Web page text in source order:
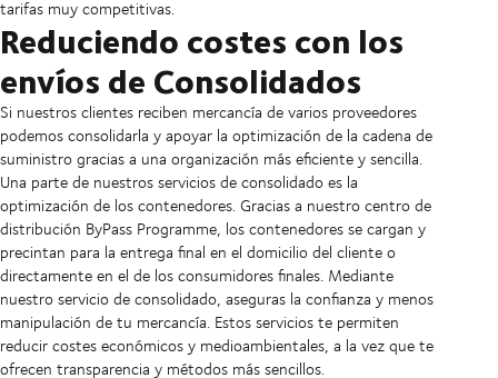
tarifas muy competitivas.
Reduciendo costes con los
envíos de Consolidados
Si nuestros clientes reciben mercancía de varios proveedores
podemos consolidarla y apoyar la optimización de la cadena de
suministro gracias a una organización más eficiente y sencilla.
Una parte de nuestros servicios de consolidado es la
optimización de los contenedores. Gracias a nuestro centro de
distribución ByPass Programme, los contenedores se cargan y
precintan para la entrega final en el domicilio del cliente o
directamente en el de los consumidores finales. Mediante
nuestro servicio de consolidado, aseguras la confianza y menos
manipulación de tu mercancía. Estos servicios te permiten
reducir costes económicos y medioambientales, a la vez que te
ofrecen transparencia y métodos más sencillos.